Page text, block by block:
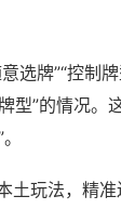
选牌”“控制
型”的情况。
土玩法，精